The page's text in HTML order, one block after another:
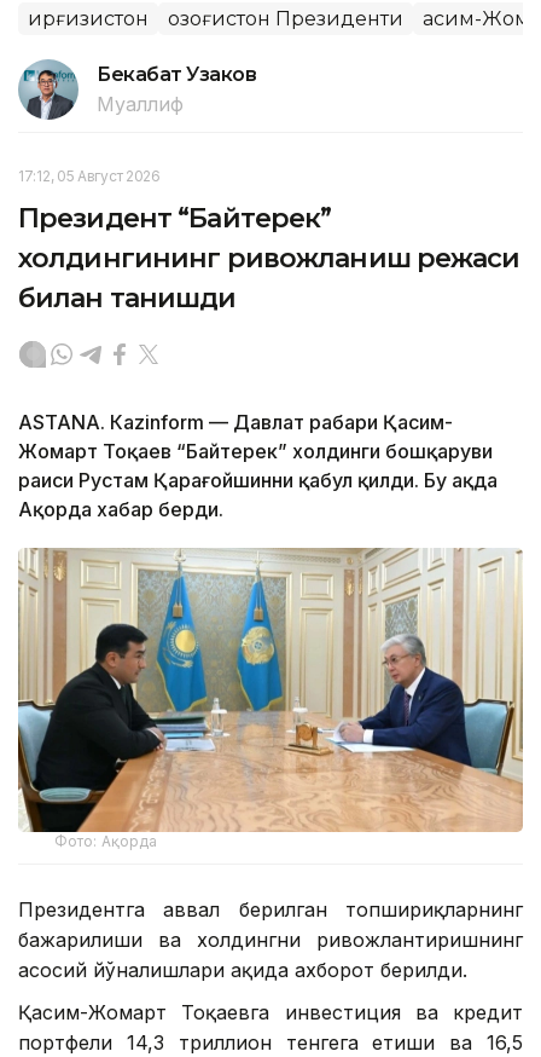
Қирғизистон Қозоғистон Президенти Қасим-
Бекабат Узаков
Муаллиф
17:12, 05 Август 2026
Президент “Байтерек”
холдингининг ривожланиш режаси
билан танишди
ASTANА. Каzinform — Давлат раҳбари Қасим-
Жомарт Тоқаев “Байтерек” холдинги бошқаруви
раиси Рустам Қарағойшинни қабул қилди. Бу ҳақда
Ақорда хабар берди.
Фото: Ақорда
Президентга аввал берилган топшириқларнинг
бажарилиши ва холдингни ривожлантиришнинг
асосий йўналишлари ҳақида ахборот берилди.
Қасим-Жомарт Тоқаевга инвестиция ва кредит
портфели 14,3 триллион тенгега етиши ва 16,5